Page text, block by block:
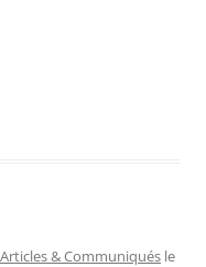
Articles & Communiqués le